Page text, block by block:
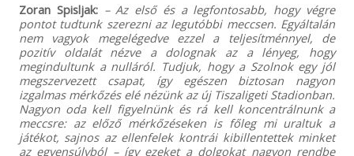
Zoran Spisljak: – Az első és a legfontosabb, hogy végre
pontot tudtunk szerezni az legutóbbi meccsen. Egyáltalán
nem vagyok megelégedve ezzel a teljesítménnyel, de
pozitív oldalát nézve a dolognak az a lényeg, hogy
megindultunk a nulláról. Tudjuk, hogy a Szolnok egy jól
megszervezett csapat, így egészen biztosan nagyon
izgalmas mérkőzés elé nézünk az új Tiszaligeti Stadionban.
Nagyon oda kell figyelnünk és rá kell koncentrálnunk a
meccsre: az előző mérkőzéseken is főleg mi uraltuk a
játékot, sajnos az ellenfelek kontrái kibillentettek minket
az egyensúlyból – így ezeket a dolgokat nagyon rendbe